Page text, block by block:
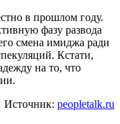
в прошлом году.
фазу развода
смена имиджа ради
Кстати,
на то, что
Источник: peopletalk.ru